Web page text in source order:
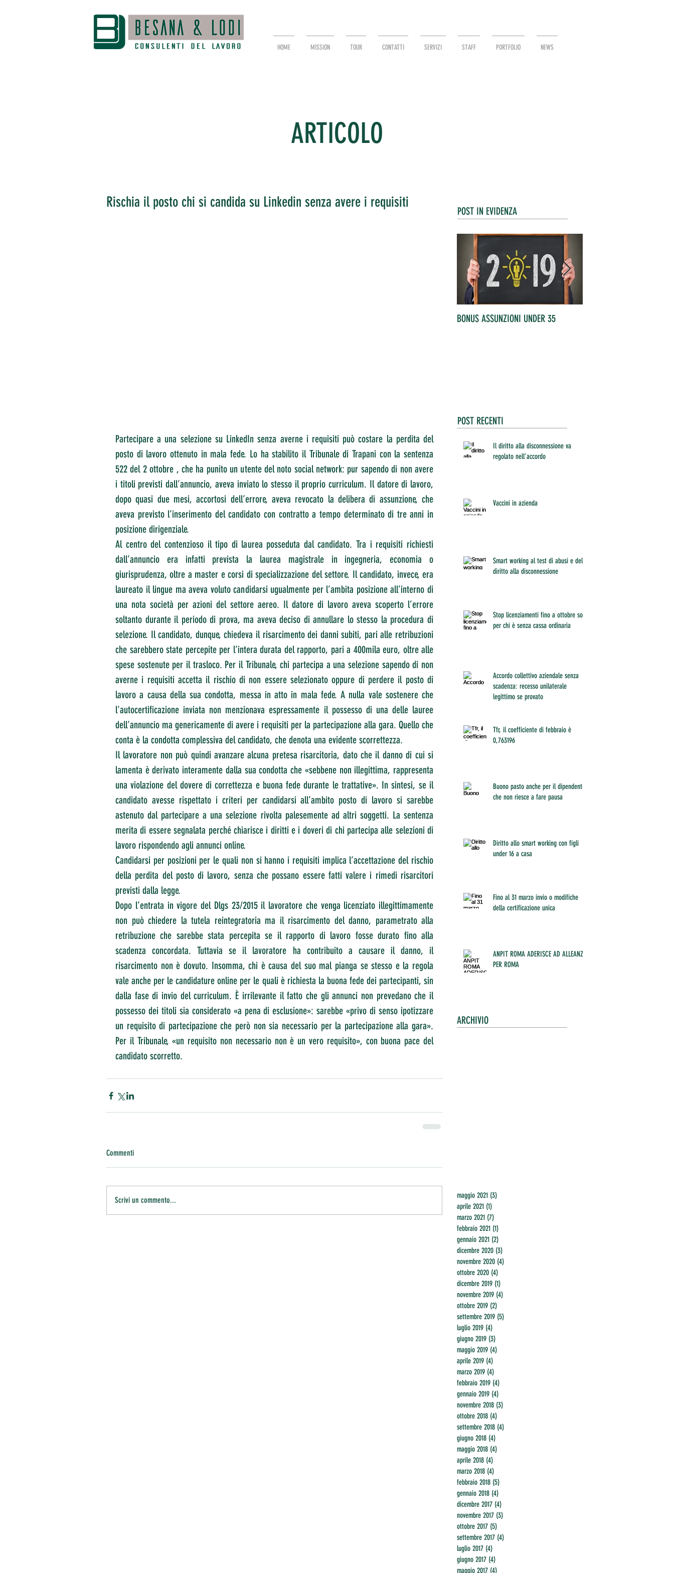
HOME MISSION TOUR CONTATTI SERVIZI STAFF PORTFOLIO NEWS
ARTICOLO
Rischia il posto chi si candida su Linkedin senza avere i requisiti
Partecipare a una selezione su LinkedIn senza averne i requisiti può costare la perdita del
posto di lavoro ottenuto in mala fede. Lo ha stabilito il Tribunale di Trapani con la sentenza
522 del 2 ottobre , che ha punito un utente del noto social network: pur sapendo di non avere
i titoli previsti dall’annuncio, aveva inviato lo stesso il proprio curriculum. Il datore di lavoro,
dopo quasi due mesi, accortosi dell’errore, aveva revocato la delibera di assunzione, che
aveva previsto l’inserimento del candidato con contratto a tempo determinato di tre anni in
posizione dirigenziale.
Al centro del contenzioso il tipo di laurea posseduta dal candidato. Tra i requisiti richiesti
dall’annuncio era infatti prevista la laurea magistrale in ingegneria, economia o
giurisprudenza, oltre a master e corsi di specializzazione del settore. Il candidato, invece, era
laureato il lingue ma aveva voluto candidarsi ugualmente per l’ambita posizione all’interno di
una nota società per azioni del settore aereo. Il datore di lavoro aveva scoperto l’errore
soltanto durante il periodo di prova, ma aveva deciso di annullare lo stesso la procedura di
selezione. Il candidato, dunque, chiedeva il risarcimento dei danni subiti, pari alle retribuzioni
che sarebbero state percepite per l’intera durata del rapporto, pari a 400mila euro, oltre alle
spese sostenute per il trasloco. Per il Tribunale, chi partecipa a una selezione sapendo di non
averne i requisiti accetta il rischio di non essere selezionato oppure di perdere il posto di
lavoro a causa della sua condotta, messa in atto in mala fede. A nulla vale sostenere che
l’autocertificazione inviata non menzionava espressamente il possesso di una delle lauree
dell’annuncio ma genericamente di avere i requisiti per la partecipazione alla gara. Quello che
conta è la condotta complessiva del candidato, che denota una evidente scorrettezza.
Il lavoratore non può quindi avanzare alcuna pretesa risarcitoria, dato che il danno di cui si
lamenta è derivato interamente dalla sua condotta che «sebbene non illegittima, rappresenta
una violazione del dovere di correttezza e buona fede durante le trattative». In sintesi, se il
candidato avesse rispettato i criteri per candidarsi all’ambito posto di lavoro si sarebbe
astenuto dal partecipare a una selezione rivolta palesemente ad altri soggetti. La sentenza
merita di essere segnalata perché chiarisce i diritti e i doveri di chi partecipa alle selezioni di
lavoro rispondendo agli annunci online.
Candidarsi per posizioni per le quali non si hanno i requisiti implica l’accettazione del rischio
della perdita del posto di lavoro, senza che possano essere fatti valere i rimedi risarcitori
previsti dalla legge.
Dopo l’entrata in vigore del Dlgs 23/2015 il lavoratore che venga licenziato illegittimamente
non può chiedere la tutela reintegratoria ma il risarcimento del danno, parametrato alla
retribuzione che sarebbe stata percepita se il rapporto di lavoro fosse durato fino alla
scadenza concordata. Tuttavia se il lavoratore ha contribuito a causare il danno, il
risarcimento non è dovuto. Insomma, chi è causa del suo mal pianga se stesso e la regola
vale anche per le candidature online per le quali è richiesta la buona fede dei partecipanti, sin
dalla fase di invio del curriculum. È irrilevante il fatto che gli annunci non prevedano che il
possesso dei titoli sia considerato «a pena di esclusione»: sarebbe «privo di senso ipotizzare
un requisito di partecipazione che però non sia necessario per la partecipazione alla gara».
Per il Tribunale, «un requisito non necessario non è un vero requisito», con buona pace del
candidato scorretto.
Commenti
Scrivi un commento...
POST IN EVIDENZA
BONUS ASSUNZIONI UNDER 35
POST RECENTI
Il diritto alla disconnessione va
regolato nell’accordo
Vaccini in azienda
Smart working al test di abusi e del
diritto alla disconnessione
Stop licenziamenti fino a ottobre solo
per chi è senza cassa ordinaria
Accordo collettivo aziendale senza
scadenza: recesso unilaterale
legittimo se provato
Tfr, il coefficiente di febbraio è
0,763196
Buono pasto anche per il dipendente
che non riesce a fare pausa
Diritto allo smart working con figli
under 16 a casa
Fino al 31 marzo invio o modifiche
della certificazione unica
ANPIT ROMA ADERISCE AD ALLEANZA
PER ROMA
ARCHIVIO
maggio 2021 (3)
aprile 2021 (1)
marzo 2021 (7)
febbraio 2021 (1)
gennaio 2021 (2)
dicembre 2020 (3)
novembre 2020 (4)
ottobre 2020 (4)
dicembre 2019 (1)
novembre 2019 (4)
ottobre 2019 (2)
settembre 2019 (5)
luglio 2019 (4)
giugno 2019 (3)
maggio 2019 (4)
aprile 2019 (4)
marzo 2019 (4)
febbraio 2019 (4)
gennaio 2019 (4)
novembre 2018 (3)
ottobre 2018 (4)
settembre 2018 (4)
giugno 2018 (4)
maggio 2018 (4)
aprile 2018 (4)
marzo 2018 (4)
febbraio 2018 (5)
gennaio 2018 (4)
dicembre 2017 (4)
novembre 2017 (3)
ottobre 2017 (5)
settembre 2017 (4)
luglio 2017 (4)
giugno 2017 (4)
maggio 2017 (4)